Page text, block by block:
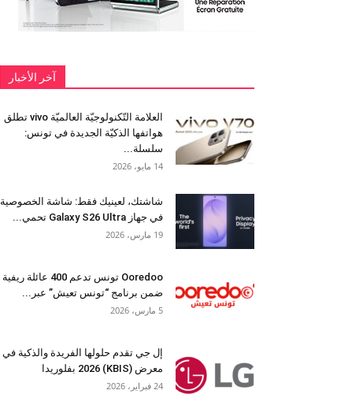
آخر الأخبار
العلامة التّكنولوجيّة العالميّة vivo تطلق
هواتفها الذكيّة الجديدة في تونس:
سلسلة...
14 مايو، 2026
شاشتك، لعينيك فقط: شاشة الخصوصية
في جهاز Galaxy S26 Ultra تحمي...
19 مارس، 2026
Ooredoo تونس تدعم 400 عائلة ريفية
ضمن برنامج “تونس تعيش” عبر...
5 مارس، 2026
إل جي تقدم حلولها الفريدة والذكية في
معرض (KBIS) 2026 بفلوريدا
24 فبراير، 2026